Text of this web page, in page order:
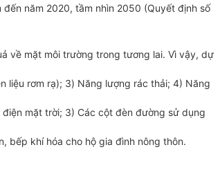
năm 2020, tầm nhìn 2050 (Quyết định số
về mặt môi trường trong tương lai. Vì vậy, dự
liệu rơm rạ); 3) Năng lượng rác thải; 4) Năng
mặt trời; 3) Các cột đèn đường sử dụng
bếp khí hóa cho hộ gia đình nông thôn.